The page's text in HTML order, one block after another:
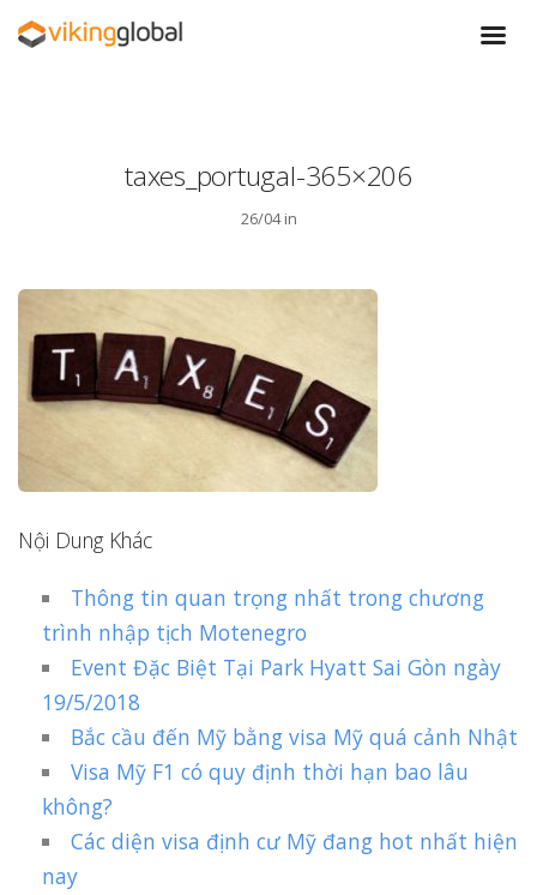
taxes_portugal-365×206
26/04 in
Nội Dung Khác
Thông tin quan trọng nhất trong chương
trình nhập tịch Motenegro
Event Đặc Biệt Tại Park Hyatt Sai Gòn ngày
19/5/2018
Bắc cầu đến Mỹ bằng visa Mỹ quá cảnh Nhật
Visa Mỹ F1 có quy định thời hạn bao lâu
không?
Các diện visa định cư Mỹ đang hot nhất hiện
nay